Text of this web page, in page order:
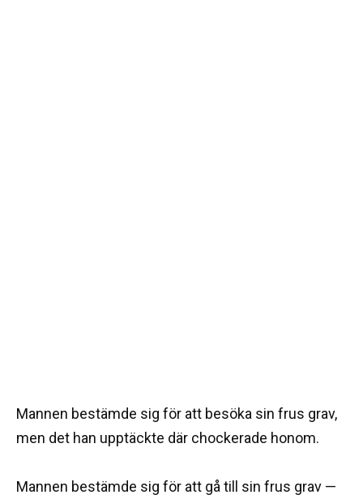
Mannen bestämde sig för att besöka sin frus grav,
men det han upptäckte där chockerade honom.
Mannen bestämde sig för att gå till sin frus grav —